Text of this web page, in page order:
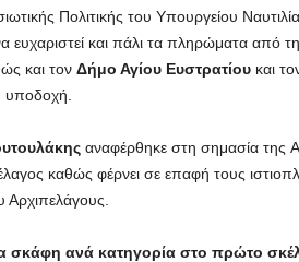
Πολιτικής του Υπουργείου
ευχαριστεί και πάλι τα πληρώματα από
και τον Δήμο Αγίου Ευστρατίου και
υποδοχή.
αναφέρθηκε στη σημασία της
καθώς φέρνει σε επαφή τους
σκάφη ανά κατηγορία στο πρώτο